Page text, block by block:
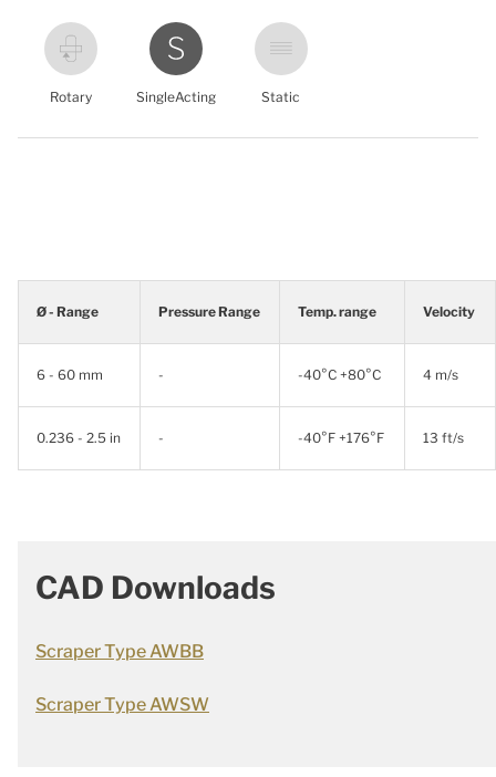
Rotary SingleActing Static
Ø - Range Pressure Range Temp. range Velocity
6 - 60 mm - -40°C +80°C 4 m/s
0.236 - 2.5 in - -40°F +176°F 13 ft/s
CAD Downloads
Scraper Type AWBB
Scraper Type AWSW